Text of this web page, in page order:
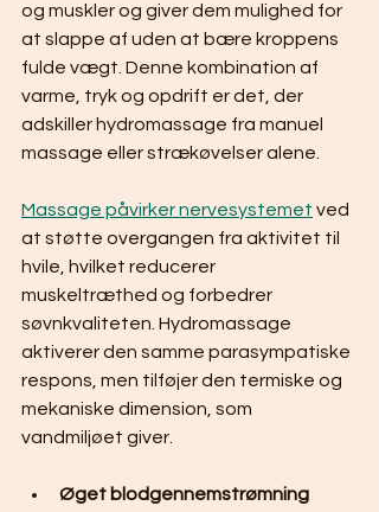
og muskler og giver dem mulighed for
at slappe af uden at bære kroppens
fulde vægt. Denne kombination af
varme, tryk og opdrift er det, der
adskiller hydromassage fra manuel
massage eller strækøvelser alene.
Massage påvirker nervesystemet ved
at støtte overgangen fra aktivitet til
hvile, hvilket reducerer
muskeltræthed og forbedrer
søvnkvaliteten. Hydromassage
aktiverer den samme parasympatiske
respons, men tilføjer den termiske og
mekaniske dimension, som
vandmiljøet giver.
Øget blodgennemstrømning